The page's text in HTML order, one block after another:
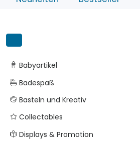
Babyartikel
Badespaß
Basteln und Kreativ
Collectables
Displays & Promotion